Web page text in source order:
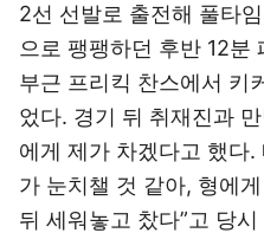
2선 선발로 출전해 풀타
으로 팽팽하던 후반 12분
부근 프리킥 찬스에서 키
었다. 경기 뒤 취재진과
에게 제가 차겠다고 했다
가 눈치챌 것 같아, 형에
뒤 세워놓고 찼다”고 당